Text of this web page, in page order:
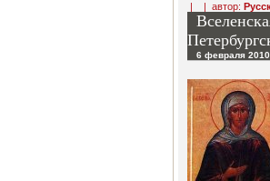
| | автор:
6 февраля 2010